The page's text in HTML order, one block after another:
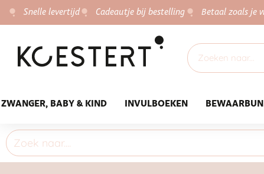
Snelle levertijd Cadeautje bij bestelling Betaal zoals je
ZWANGER, BABY & KIND INVULBOEKEN